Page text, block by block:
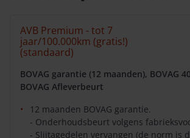
AVB Premium - tot 7
jaar/100.000km (gratis!)
(standaard)
BOVAG garantie (12 maanden), BOVAG
BOVAG Afleverbeurt
12 maanden BOVAG garantie.
- Onderhoudsbeurt volgens
- Slijtagedelen vervangen (de norm is